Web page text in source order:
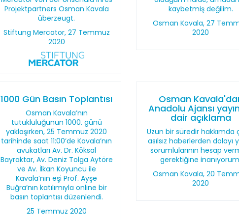
Projektpartners Osman Kavala
überzeugt.
Stiftung Mercator, 27 Temmuz
2020
kaybetmiş değilim.
Osman Kavala, 27
2020
1000 Gün Basın Toplantısı
Osman Kavala’nın
tutukluluğunun 1000. günü
yaklaşırken, 25 Temmuz 2020
tarihinde saat 11:00’de Kavala’nın
avukatları Av. Dr. Köksal
Bayraktar, Av. Deniz Tolga Aytöre
ve Av. İlkan Koyuncu ile
Kavala’nın eşi Prof. Ayşe
Buğra’nın katılımıyla online bir
basın toplantısı düzenlendi.
25 Temmuz 2020
Osman
Anadolu Ajansı
dair açıklama
Uzun bir süredir hakkımda
asılsız haberlerden dolayı
sorumlularının hesap
gerektiğine
Osman Kavala, 20
2020